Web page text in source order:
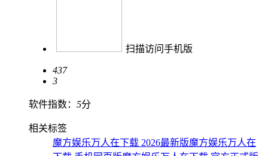
扫描访问手机版
437
3
软件指数： 5分
相关标签
魔方娱乐万人在下载 2026最新版魔方娱乐万人在